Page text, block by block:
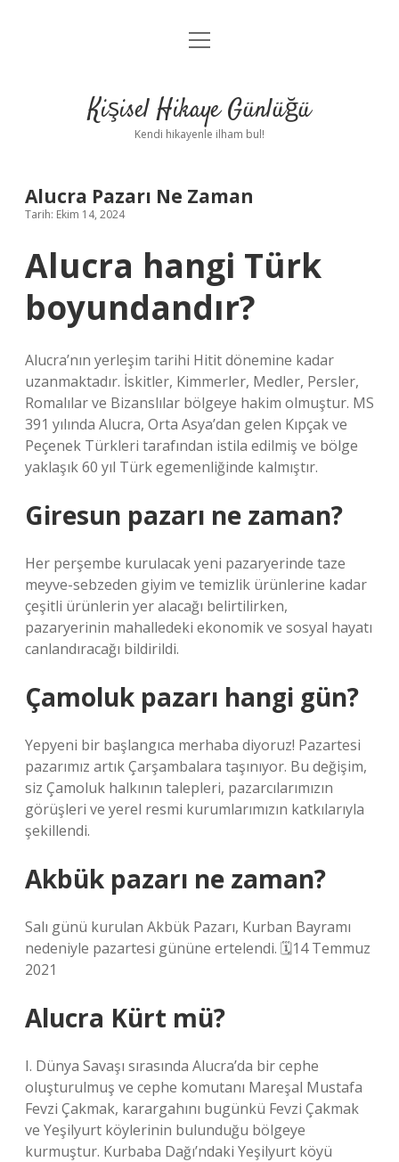
Anasayfa
Yasal Uyarı
menüyü
Kişisel Hikaye Günlüğü
Kendi hikayenle ilham bul!
Alucra Pazarı Ne Zaman
Tarih: Ekim 14, 2024
Alucra hangi Türk
boyundandır?
Alucra’nın yerleşim tarihi Hitit dönemine kadar
uzanmaktadır. İskitler, Kimmerler, Medler, Persler,
Romalılar ve Bizanslılar bölgeye hakim olmuştur. MS
391 yılında Alucra, Orta Asya’dan gelen Kıpçak ve
Peçenek Türkleri tarafından istila edilmiş ve bölge
yaklaşık 60 yıl Türk egemenliğinde kalmıştır.
Giresun pazarı ne zaman?
Her perşembe kurulacak yeni pazaryerinde taze
meyve-sebzeden giyim ve temizlik ürünlerine kadar
çeşitli ürünlerin yer alacağı belirtilirken,
pazaryerinin mahalledeki ekonomik ve sosyal hayatı
canlandıracağı bildirildi.
Çamoluk pazarı hangi gün?
Yepyeni bir başlangıca merhaba diyoruz! Pazartesi
pazarımız artık Çarşambalara taşınıyor. Bu değişim,
siz Çamoluk halkının talepleri, pazarcılarımızın
görüşleri ve yerel resmi kurumlarımızın katkılarıyla
şekillendi.
Akbük pazarı ne zaman?
Salı günü kurulan Akbük Pazarı, Kurban Bayramı
nedeniyle pazartesi gününe ertelendi. 🗓14 Temmuz
2021
Alucra Kürt mü?
I. Dünya Savaşı sırasında Alucra’da bir cephe
oluşturulmuş ve cephe komutanı Mareşal Mustafa
Fevzi Çakmak, karargahını bugünkü Fevzi Çakmak
ve Yeşilyurt köylerinin bulunduğu bölgeye
kurmuştur. Kurbaba Dağı’ndaki Yeşilyurt köyü